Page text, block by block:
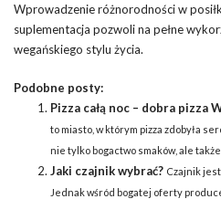
Wprowadzenie różnorodności w
suplementacja pozwoli na pełne
wegańskiego stylu życia.
Podobne posty:
Pizza całą noc – dobra pizza
to miasto, w którym pizza zdobyła
nie tylko bogactwo smaków, ale
Jaki czajnik wybrać? Czajnik
Jednak wśród bogatej oferty